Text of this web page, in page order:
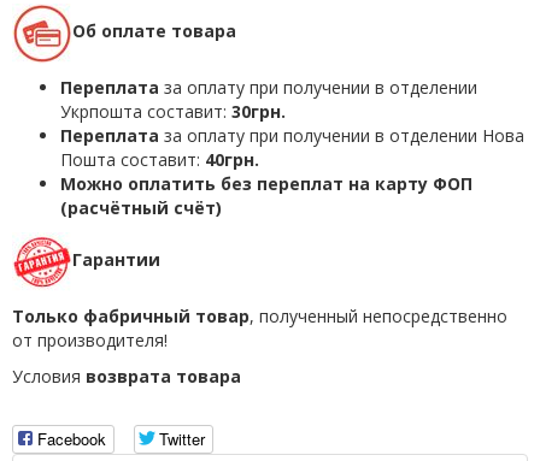
Об оплате товара
Переплата за оплату при получении в отделении
Укрпошта составит: 30грн.
Переплата за оплату при получении в отделении Нова
Пошта составит: 40грн.
Можно оплатить без переплат на карту ФОП
(расчётный счёт)
Гарантии
Только фабричный товар, полученный непосредственно
от производителя!
Условия возврата товара
Facebook Twitter